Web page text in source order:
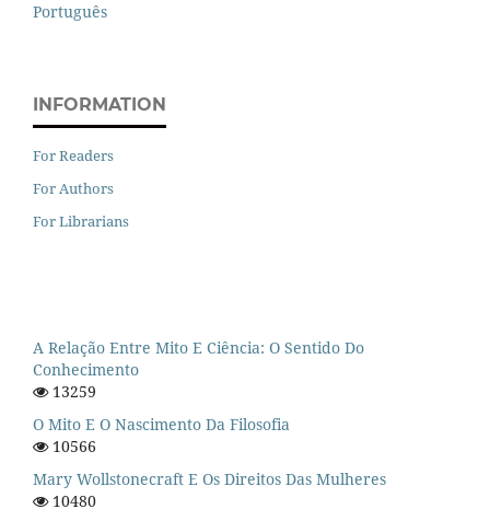
Português
INFORMATION
For Readers
For Authors
For Librarians
A Relação Entre Mito E Ciência: O Sentido Do
Conhecimento
13259
O Mito E O Nascimento Da Filosofia
10566
Mary Wollstonecraft E Os Direitos Das Mulheres
10480